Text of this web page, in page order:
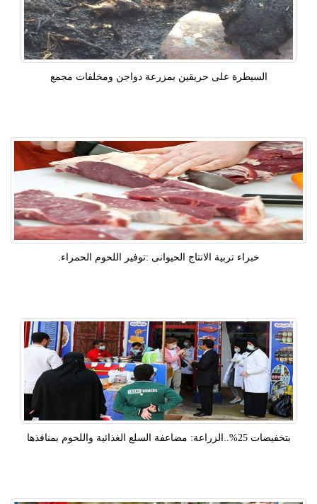
السيطرة على حريقين بمزرعة دواجن ومخلفات مجمع
خبراء تربية الانتاج الحيوانى :توفير اللحوم الحمراء.
بتخفيضات 25%..الزراعة: مضاعفة السلع الغذائية واللحوم بمنافذها